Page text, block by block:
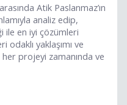
Atik Paslanmaz’ın
analiz edip,
ile en iyi çözümleri
odaklı yaklaşımı ve
projeyi zamanında ve